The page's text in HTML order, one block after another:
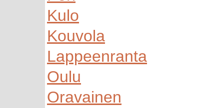
Kulo
Kouvola
Lappeenranta
Oulu
Oravainen